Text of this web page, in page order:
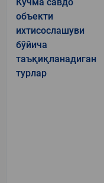
объекти
ихтисослашуви
бўйича
таъқиқланадиган
турлар